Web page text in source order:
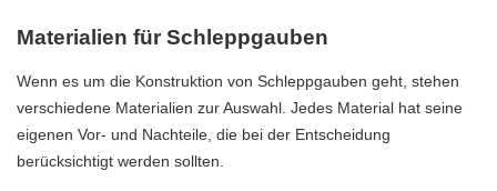
Materialien für Schleppgauben
Wenn es um die Konstruktion von Schleppgauben geht, stehen
verschiedene Materialien zur Auswahl. Jedes Material hat seine
eigenen Vor- und Nachteile, die bei der Entscheidung
berücksichtigt werden sollten.